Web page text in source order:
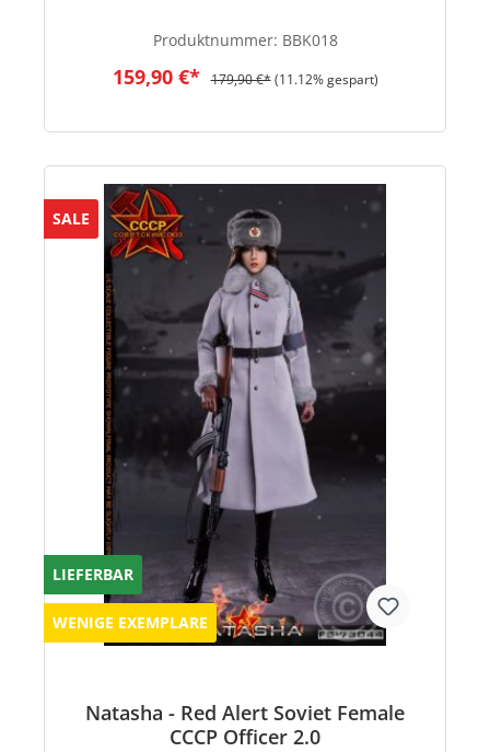
Produktnummer: BBK018
159,90 €* 179,90 €* (11.12% gespart)
SALE
LIEFERBAR
WENIGE EXEMPLARE
Natasha - Red Alert Soviet Female
CCCP Officer 2.0